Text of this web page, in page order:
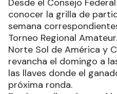
Desde el Consejo
conocer la grilla de
semana
Torneo Regional
Norte Sol de América y
revancha el domingo a
las llaves donde el
próxima ronda.